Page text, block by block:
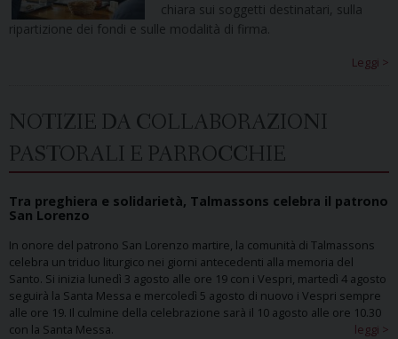
chiara sui soggetti destinatari, sulla
ripartizione dei fondi e sulle modalità di firma.
Leggi >
NOTIZIE DA COLLABORAZIONI
PASTORALI E PARROCCHIE
Tra preghiera e solidarietà, Talmassons celebra il patrono
San Lorenzo
In onore del patrono San Lorenzo martire, la comunità di Talmassons
celebra un triduo liturgico nei giorni antecedenti alla memoria del
Santo. Si inizia lunedì 3 agosto alle ore 19 con i Vespri, martedì 4 agosto
seguirà la Santa Messa e mercoledì 5 agosto di nuovo i Vespri sempre
alle ore 19. Il culmine della celebrazione sarà il 10 agosto alle ore 10.30
con la Santa Messa.
leggi >